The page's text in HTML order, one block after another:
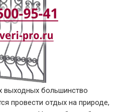
выходных большинство
провести отдых на природе,